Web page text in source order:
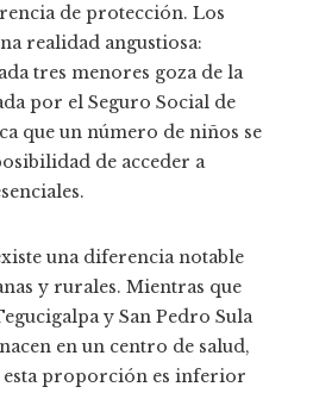
de protección. Los
realidad angustiosa:
tres menores goza de la
por el Seguro Social de
que un número de niños se
de acceder a
una diferencia notable
y rurales. Mientras que
y San Pedro Sula
en un centro de salud,
esta proporción es inferior